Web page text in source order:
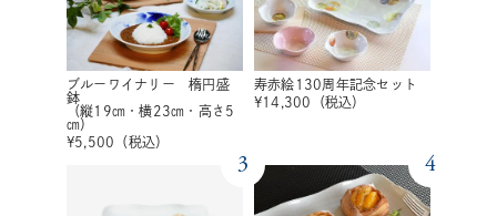
ブルーワイナリー 楕円盛
鉢
（縦19㎝・横23㎝・高さ5
㎝）
¥5,500 （税込）
寿赤絵130周年記念セット
¥14,300 （税込）
3 4